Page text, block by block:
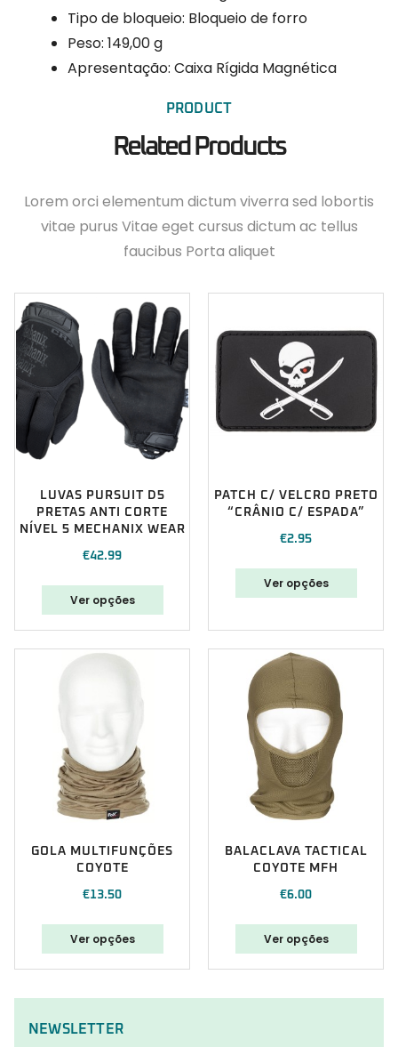
Tipo de bloqueio: Bloqueio de forro
Peso: 149,00 g
Apresentação: Caixa Rígida Magnética
PRODUCT
Related Products
Lorem orci elementum dictum viverra sed lobortis
vitae purus Vitae eget cursus dictum ac tellus
faucibus Porta aliquet
LUVAS PURSUIT D5
PRETAS ANTI CORTE
NÍVEL 5 MECHANIX WEAR
€42.99
Ver opções
PATCH C/ VELCRO PRETO
“CRÂNIO C/ ESPADA”
€2.95
Ver opções
GOLA MULTIFUNÇÕES
COYOTE
€13.50
Ver opções
BALACLAVA TACTICAL
COYOTE MFH
€6.00
Ver opções
NEWSLETTER